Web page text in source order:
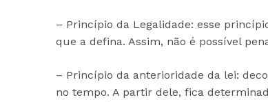
– Princípio da Legalidade: esse
que a defina. Assim, não é possível
– Princípio da anterioridade da lei:
no tempo. A partir dele, fica